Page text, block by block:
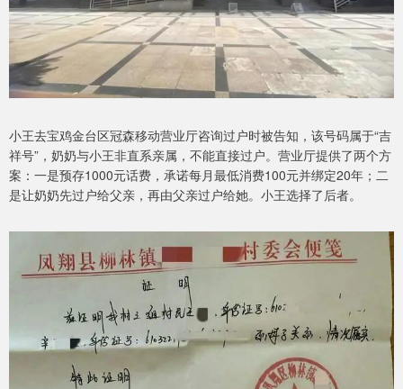
小王去宝鸡金台区冠森移动营业厅咨询过户时被告知，该号码属于“吉
祥号”，奶奶与小王非直系亲属，不能直接过户。营业厅提供了两个方
案：一是预存1000元话费，承诺每月最低消费100元并绑定20年；二
是让奶奶先过户给父亲，再由父亲过户给她。小王选择了后者。